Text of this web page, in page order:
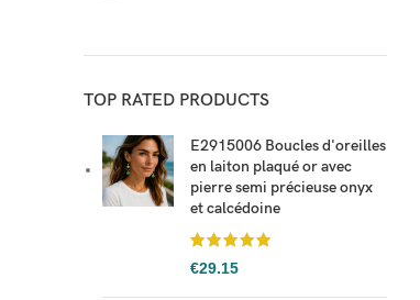
TOP RATED PRODUCTS
E2915006 Boucles d'oreilles
en laiton plaqué or avec
pierre semi précieuse onyx
et calcédoine
€29.15